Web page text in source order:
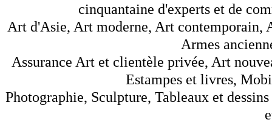
cinquantaine d'experts et de
Art d'Asie, Art moderne, Art contemporain,
Armes
Assurance Art et clientèle privée, Art
Estampes et livres,
Photographie, Sculpture, Tableaux et